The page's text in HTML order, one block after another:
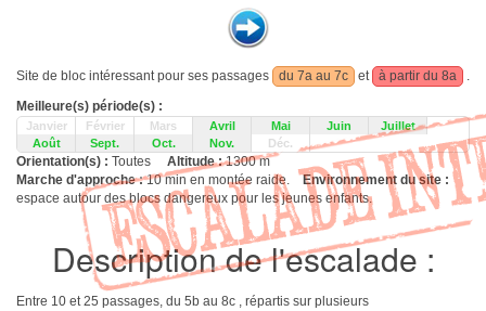
Site de bloc intéressant pour ses passages du 7a au 7c et à partir du 8a
.
Meilleure(s) période(s) :
Janvier Février Mars Avril Mai Juin
Juillet
Août
Sept. Oct. Nov. Déc.
Orientation(s) : Toutes Altitude :1300 m
Marche d'approche :10 min en montée raide.Environnement du site :
espace autour des blocs dangereux pour les jeunes enfants.
Description de l'escalade :
Entre 10 et 25 passages, du 5b au 8c , répartis sur plusieurs